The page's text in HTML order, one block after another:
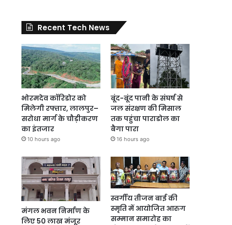
Recent Tech News
भोरमदेव कॉरिडोर को
मिलेगी रफ्तार, लालपुर–
सरोधा मार्ग के चौड़ीकरण
का इंतजार
10 hours ago
बूंद-बूंद पानी के संघर्ष से
जल संरक्षण की मिसाल
तक पहुंचा पाराडोल का
बैगा पारा
16 hours ago
मंगल भवन निर्माण के
लिए 50 लाख मंजूर
स्वर्गीय तीजन बाई की
स्मृति में आयोजित आरुग
सम्मान समारोह का